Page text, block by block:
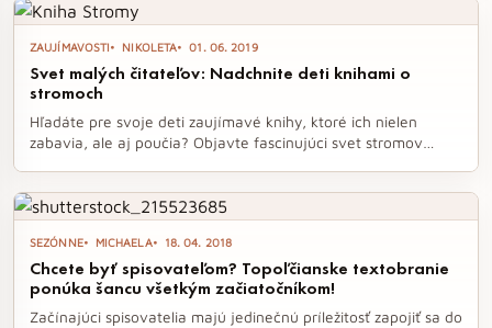
ilustrovaných kníh, ktoré sú ideálne pre malých čitateľov.
ZAUJÍMAVOSTI NIKOLETA 01. 06. 2019
Svet malých čitateľov: Nadchnite deti knihami o
stromoch
Hľadáte pre svoje deti zaujímavé knihy, ktoré ich nielen
zabavia, ale aj poučia? Objavte fascinujúci svet stromov
sa po ich prečítaní stane nezabudnuteľným zážitkom.
SEZÓNNE MICHAELA 18. 04. 2018
Chcete byť spisovateľom? Topoľčianske textobranie
ponúka šancu všetkým začiatočníkom!
Začínajúci spisovatelia majú jedinečnú príležitosť zapojiť sa do